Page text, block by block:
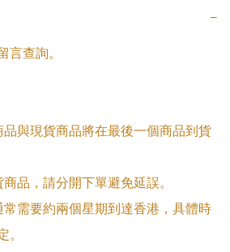
−
言查詢。
與現貨商品將在最後一個商品到貨
品，請分開下單避免延誤。
需要約兩個星期到達香港，具體時
。